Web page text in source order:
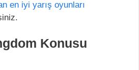
en iyi yarış oyunları
Konusu